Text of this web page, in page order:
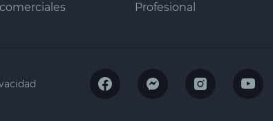
comerciales
Profesional